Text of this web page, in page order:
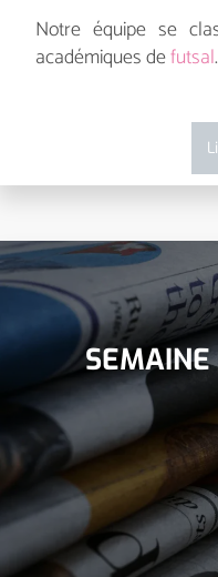
Notre équipe se
académiques defutsal.
SEMAINE